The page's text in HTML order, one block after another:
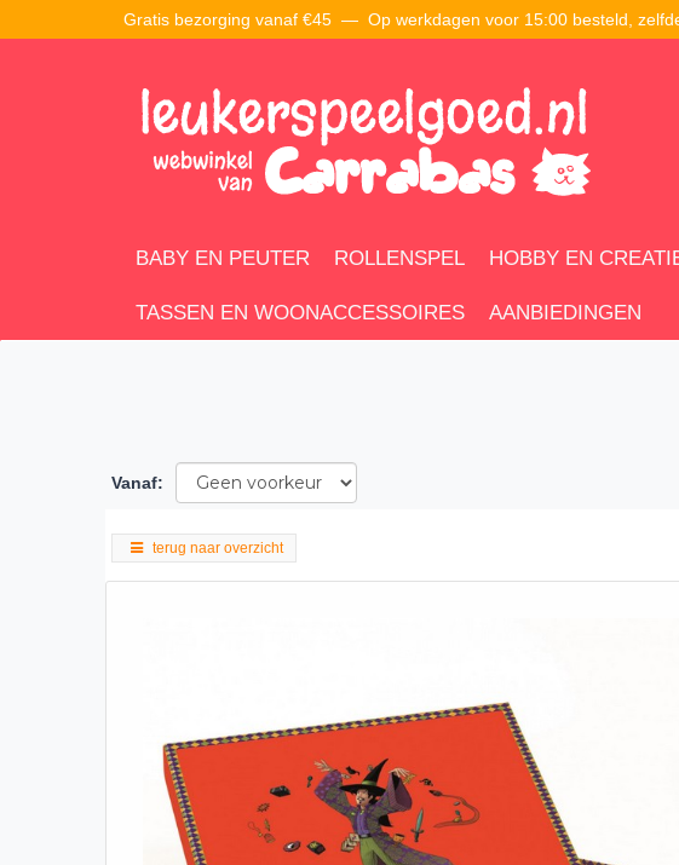
Gratis bezorging vanaf €45 — Op werkdagen voor 15:00 besteld,
BABY EN PEUTER ROLLENSPEL HOBBY EN
TASSEN EN WOONACCESSOIRES AANBIEDINGEN
Vanaf:
terug naar overzicht